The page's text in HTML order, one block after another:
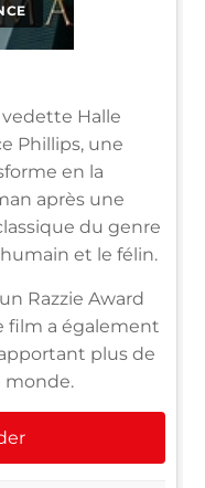
Halle
Phillips, une
en la
après une
du genre
et le félin.
Razzie Award
film a également
plus de
monde.